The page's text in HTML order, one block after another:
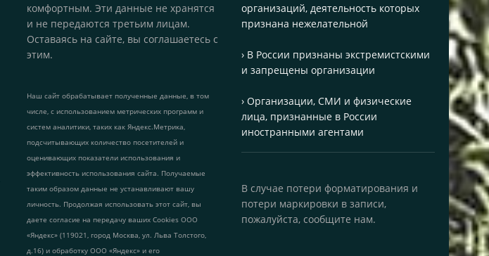
комфортным. Эти данные не хранятся
и не передаются третьим лицам.
Оставаясь на сайте, вы соглашаетесь с
этим.
Наш сайт обрабатывает полученные данные, в том
числе, с использованием метрических программ и
систем аналитики, таких как Яндекс.Метрика,
подсчитывающих количество посетителей и
оценивающих показатели использования и
эффективность использования сайта. Получаемые
таким образом данные не устанавливают вашу
личность. Продолжая использовать этот сайт, вы
даете согласие на передачу ваших Cookies ООО
«Яндекс» (119021, город Москва, ул. Льва Толстого,
д.16) и обработку ООО «Яндекс» и его
организаций, деятельность которых
признана нежелательной
› В России признаны экстремистскими
и запрещены организации
› Организации, СМИ и физические
лица, признанные в России
иностранными агентами
В случае потери форматирования и
потери маркировки в записи,
пожалуйста, сообщите нам.